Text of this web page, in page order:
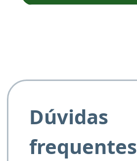
Dúvidas
frequentes